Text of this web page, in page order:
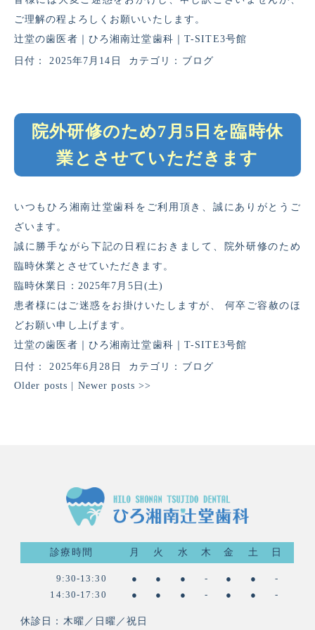
ご理解の程よろしくお願いいたします。
辻堂の歯医者｜ひろ湘南辻堂歯科｜T-SITE3号館
日付： 2025年7月14日 カテゴリ： ブログ
院外研修のため7月5日を臨時休
業とさせていただきます
いつもひろ湘南辻堂歯科をご利用頂き、誠にありがとうご
ざいます。
誠に勝手ながら下記の日程におきまして、院外研修のため
臨時休業とさせていただきます。
臨時休業日： 2025年7月5日(土)
患者様にはご迷惑をお掛けいたしますが、 何卒ご容赦のほ
どお願い申し上げます。
辻堂の歯医者｜ひろ湘南辻堂歯科｜T-SITE3号館
日付：2025年6月28日 カテゴリ： ブログ
Older posts
Newer posts>>
診療時間 月 火 水 木 金 土 日
9:30-13:30 ● ● ● - ● ●
-
14:30-17:30
● ● ● - ● ● -
休診日：木曜／日曜／祝日